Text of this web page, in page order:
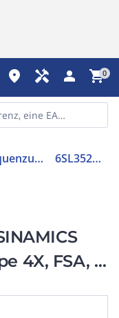
place handyman person shopping_cart0
Frequenzumrichter =< 1 kV 6SL35210XA611AB0
4X, FSA, 3